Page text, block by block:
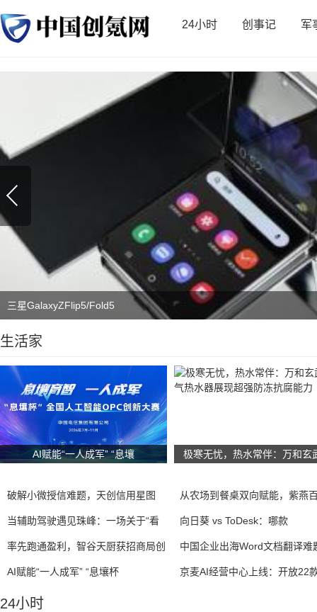
24小时 创事记 军
三星GalaxyZFlip5/Fold5
生活家
AI赋能“一人成军” “息壤 极寒无忧，热水常伴：万和玄
破解小微授信难题，天创信用星图 从农场到餐桌双向赋能，紫燕
当辅助驾驶遇见珠峰：一场关于“看 向日葵 vs ToDesk：哪款
率先跑通盈利，智谷天厨获招商局创 中国企业出海Word文档翻译难
AI赋能“一人成军” “息壤杯 京麦AI经营中心上线：开放22
24小时